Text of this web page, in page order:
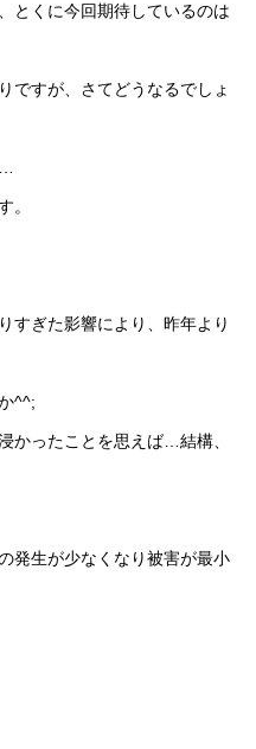
とくに今回期待しているのは
ですが、さてどうなるでしょ
。
すぎた影響により、昨年より
^^;
かったことを思えば…結構、
発生が少なくなり被害が最小